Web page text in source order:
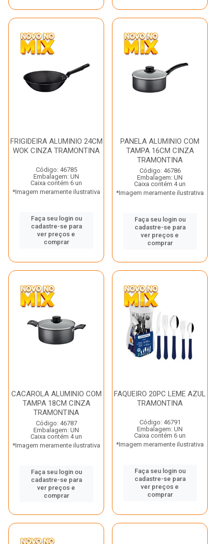
FRIGIDEIRA ALUMINIO 24CM
WOK CINZA TRAMONTINA
Código: 46785
Embalagem: UN
Caixa contém 6 un
*Imagem meramente ilustrativa
Faça seu login ou
cadastre-se para
ver preços e
comprar
PANELA ALUMINIO COM
TAMPA 16CM CINZA
TRAMONTINA
Código: 46786
Embalagem: UN
Caixa contém 4 un
*Imagem meramente ilustrativa
Faça seu login ou
cadastre-se para
ver preços e
comprar
CACAROLA ALUMINIO COM
TAMPA 18CM CINZA
TRAMONTINA
Código: 46787
Embalagem: UN
Caixa contém 4 un
*Imagem meramente ilustrativa
Faça seu login ou
cadastre-se para
ver preços e
comprar
FAQUEIRO 20PC LEME AZUL
TRAMONTINA
Código: 46791
Embalagem: UN
Caixa contém 6 un
*Imagem meramente ilustrativa
Faça seu login ou
cadastre-se para
ver preços e
comprar